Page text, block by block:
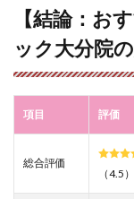
おす
す
め】
SBC
湘南
クリ
ニッ
分院
の総
【結論：お
ック大分院
項目 評価
総合評価
（4.5）